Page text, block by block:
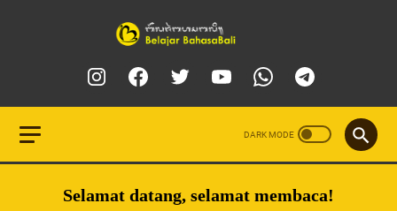
Selamat datang, selamat membaca!